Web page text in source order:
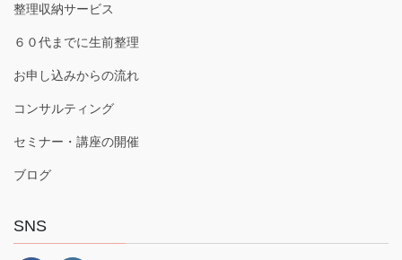
整理収納サービス
６０代までに生前整理
お申し込みからの流れ
コンサルティング
セミナー・講座の開催
ブログ
SNS